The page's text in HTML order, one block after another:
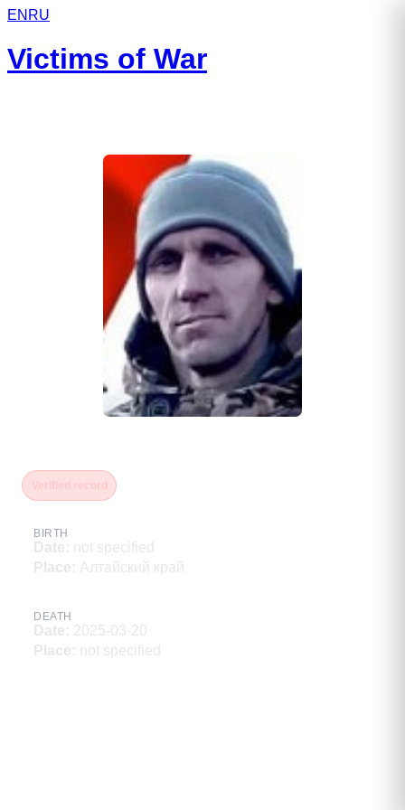
EN RU
Victims of War
BIRTH
Date: not specified
Place: Алтайский край
DEATH
Date: 2025-03-20
Place: not specified